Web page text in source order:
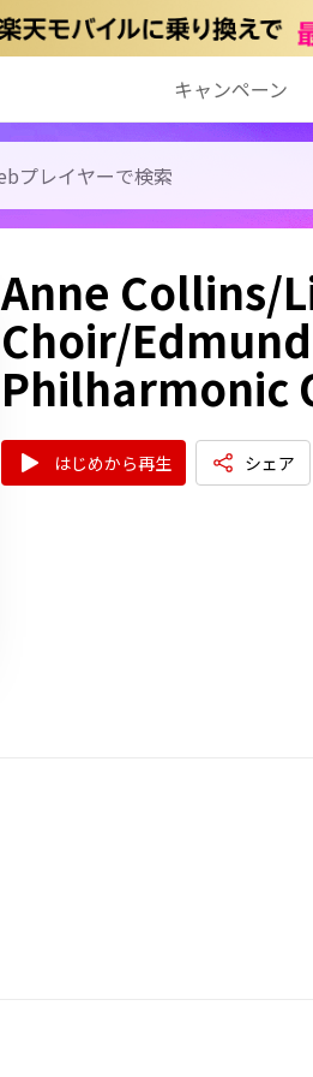
キャンペーン
Anne Collins/
Choir/
Philharmonic
はじめから再生 シェア